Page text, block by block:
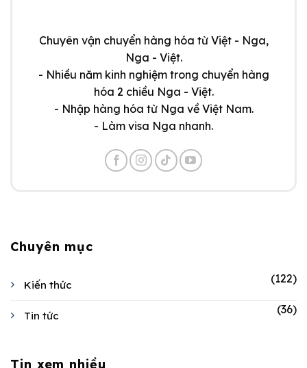
Chuyên vận chuyển hàng hóa từ Việt - Nga,
Nga - Việt.
- Nhiều năm kinh nghiệm trong chuyển hàng
hóa 2 chiều Nga - Việt.
- Nhập hàng hóa từ Nga về Việt Nam.
- Làm visa Nga nhanh.
Chuyên mục
Kiến thức (122)
Tin tức (36)
Tin xem nhiều